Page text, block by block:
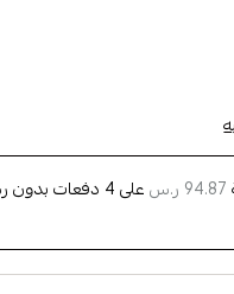
94.87 ر.س على4 دفعات بدون